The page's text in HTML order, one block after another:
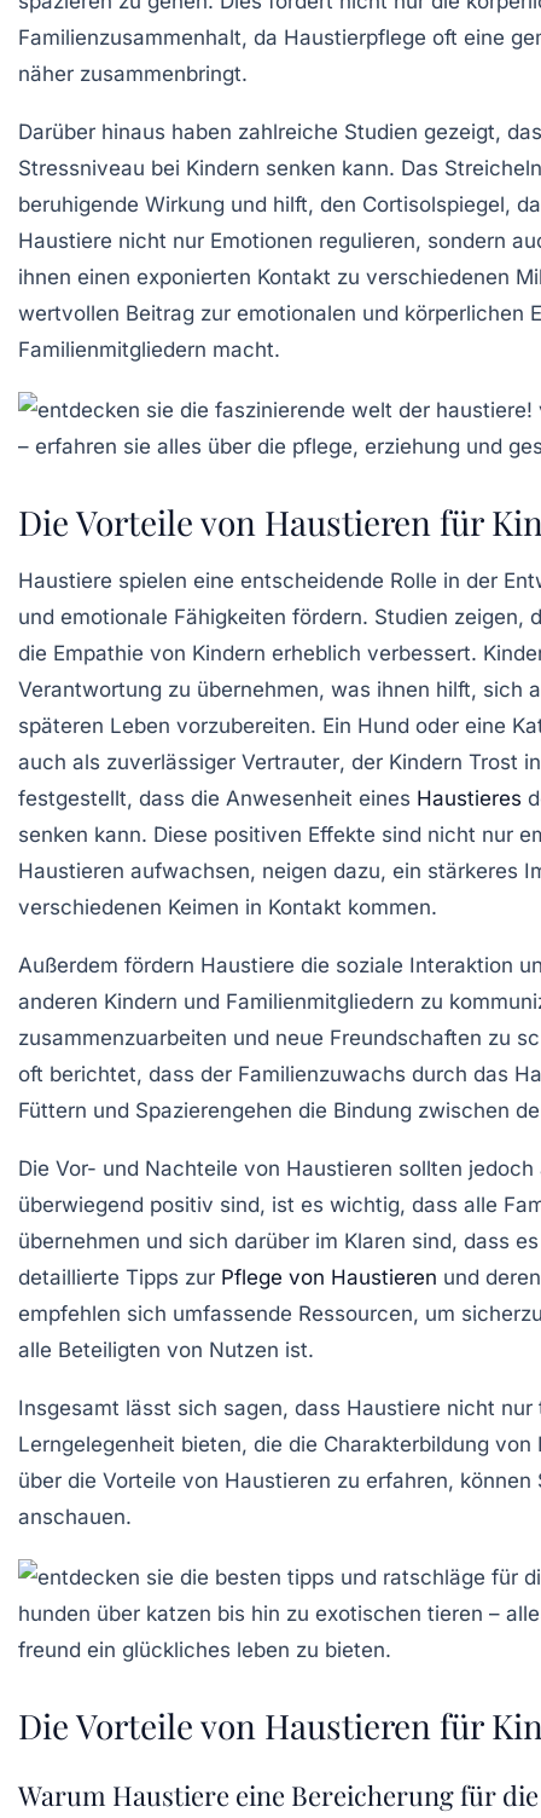
Familienzusammenhalt, da Haustierpflege oft eine
näher zusammenbringt.
Darüber hinaus haben zahlreiche Studien gezeigt,
Stressniveau bei Kindern senken kann. Das
beruhigende Wirkung und hilft, den Cortisolspiegel,
Haustiere nicht nur Emotionen regulieren, sondern
ihnen einen exponierten Kontakt zu verschiedenen
wertvollen Beitrag zur emotionalen und körperlichen
Familienmitgliedern macht.
Die Vorteile von Haustieren für
Haustiere spielen eine entscheidende Rolle in der
und emotionale Fähigkeiten fördern. Studien zeigen,
die Empathie von Kindern erheblich verbessert.
Verantwortung zu übernehmen, was ihnen hilft, sich
späteren Leben vorzubereiten. Ein Hund oder eine
auch als zuverlässiger Vertrauter, der Kindern Trost
festgestellt, dass die Anwesenheit eines Haustieres
senken kann. Diese positiven Effekte sind nicht nur
Haustieren aufwachsen, neigen dazu, ein stärkeres
verschiedenen Keimen in Kontakt kommen.
Außerdem fördern Haustiere die soziale Interaktion
anderen Kindern und Familienmitgliedern zu
zusammenzuarbeiten und neue Freundschaften zu
oft berichtet, dass der Familienzuwachs durch das
Füttern und Spazierengehen die Bindung zwischen
Die Vor- und Nachteile von Haustieren sollten
überwiegend positiv sind, ist es wichtig, dass alle
übernehmen und sich darüber im Klaren sind, dass
detaillierte Tipps zur Pflege von Haustieren und
empfehlen sich umfassende Ressourcen, um
alle Beteiligten von Nutzen ist.
Insgesamt lässt sich sagen, dass Haustiere nicht
Lerngelegenheit bieten, die die Charakterbildung
über die Vorteile von Haustieren zu erfahren,
anschauen.
Die Vorteile von Haustieren für
Warum Haustiere eine Bereicherung für